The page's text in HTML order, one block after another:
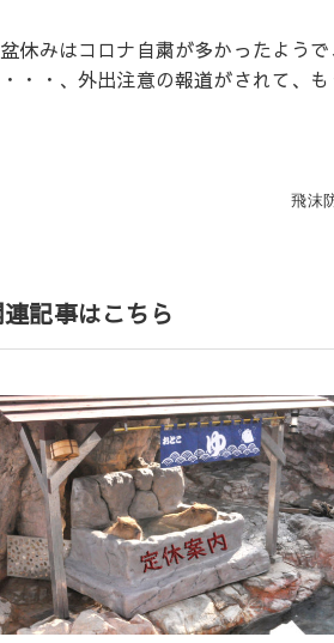
休みはコロナ自粛が多かったよう
・・、外出注意の報道がされて、
飛沫
記事はこちら